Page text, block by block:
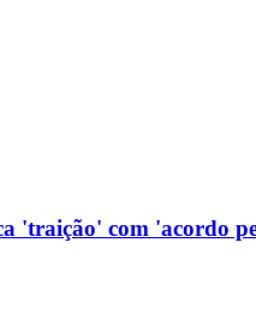
'traição' com 'acordo